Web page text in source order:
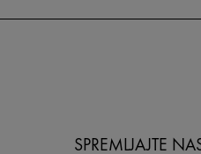
SPREMLJAJTE